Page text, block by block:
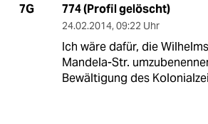
7G 774 (Profil gelöscht)
24.02.2014, 09:22 Uhr
Ich wäre dafür, die
Mandela-Str.
Bewältigung des